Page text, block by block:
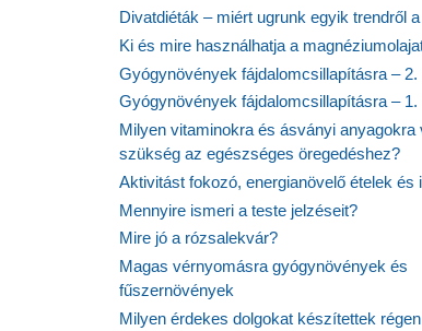
Divatdiéták – miért ugrunk egyik trendről
Ki és mire használhatja a
Gyógynövények fájdalomcsillapításra – 2.
Gyógynövények fájdalomcsillapításra – 1.
Milyen vitaminokra és ásványi anyagokra
szükség az egészséges öregedéshez?
Aktivitást fokozó, energianövelő ételek és
Mennyire ismeri a teste jelzéseit?
Mire jó a rózsalekvár?
Magas vérnyomásra gyógynövények és
fűszernövények
Milyen érdekes dolgokat készítettek